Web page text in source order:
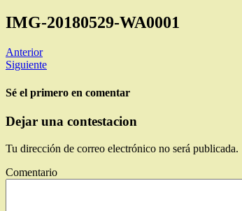
IMG-20180529-WA0001
Anterior
Siguiente
Sé el primero en comentar
Dejar una contestacion
Tu dirección de correo electrónico no será publicada.
Comentario